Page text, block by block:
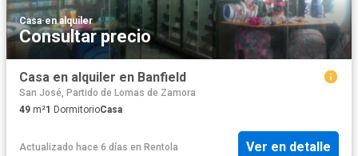
Casa·en alquiler
Consultar precio
Casa en alquiler en Banfield
San José, Partido de Lomas de Zamora
49 m²1 DormitorioCasa
Actualizado hace 6 días en Rentola Ver en detalle